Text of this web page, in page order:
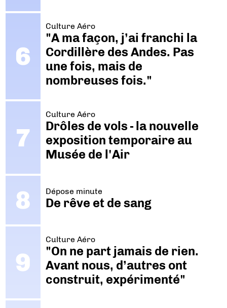
Culture Aéro
"A ma façon, j’ai franchi la
Cordillère des Andes. Pas
une fois, mais de
nombreuses fois."
Culture Aéro
Drôles de vols - la nouvelle
exposition temporaire au
Musée de l'Air
Dépose minute
De rêve et de sang
Culture Aéro
"On ne part jamais de rien.
Avant nous, d’autres ont
construit, expérimenté"